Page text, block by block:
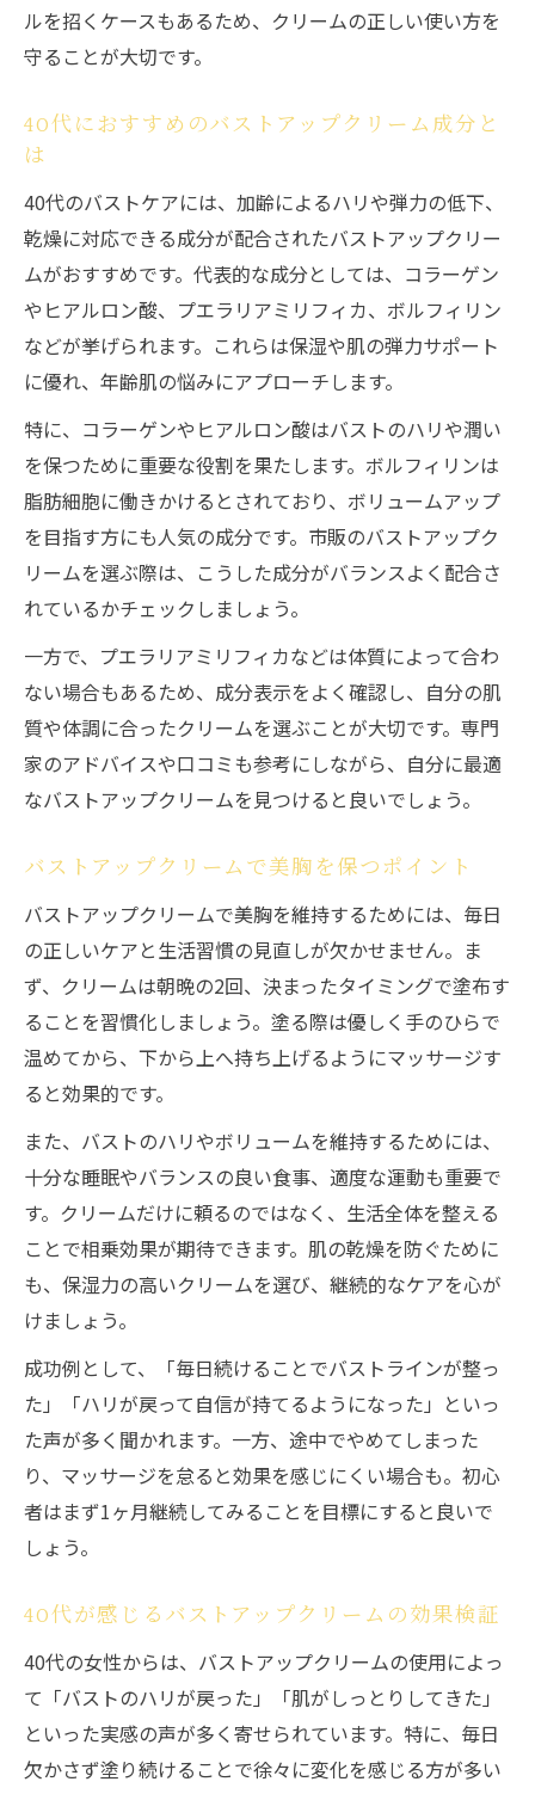
ルを招くケースもあるため、クリームの正しい使い方を
守ることが大切です。
40代におすすめのバストアップクリーム成分と
は
40代のバストケアには、加齢によるハリや弾力の低下、
乾燥に対応できる成分が配合されたバストアップクリー
ムがおすすめです。代表的な成分としては、コラーゲン
やヒアルロン酸、プエラリアミリフィカ、ボルフィリン
などが挙げられます。これらは保湿や肌の弾力サポート
に優れ、年齢肌の悩みにアプローチします。
特に、コラーゲンやヒアルロン酸はバストのハリや潤い
を保つために重要な役割を果たします。ボルフィリンは
脂肪細胞に働きかけるとされており、ボリュームアップ
を目指す方にも人気の成分です。市販のバストアップク
リームを選ぶ際は、こうした成分がバランスよく配合さ
れているかチェックしましょう。
一方で、プエラリアミリフィカなどは体質によって合わ
ない場合もあるため、成分表示をよく確認し、自分の肌
質や体調に合ったクリームを選ぶことが大切です。専門
家のアドバイスや口コミも参考にしながら、自分に最適
なバストアップクリームを見つけると良いでしょう。
バストアップクリームで美胸を保つポイント
バストアップクリームで美胸を維持するためには、毎日
の正しいケアと生活習慣の見直しが欠かせません。ま
ず、クリームは朝晩の2回、決まったタイミングで塗布す
ることを習慣化しましょう。塗る際は優しく手のひらで
温めてから、下から上へ持ち上げるようにマッサージす
ると効果的です。
また、バストのハリやボリュームを維持するためには、
十分な睡眠やバランスの良い食事、適度な運動も重要で
す。クリームだけに頼るのではなく、生活全体を整える
ことで相乗効果が期待できます。肌の乾燥を防ぐために
も、保湿力の高いクリームを選び、継続的なケアを心が
けましょう。
成功例として、「毎日続けることでバストラインが整っ
た」「ハリが戻って自信が持てるようになった」といっ
た声が多く聞かれます。一方、途中でやめてしまった
り、マッサージを怠ると効果を感じにくい場合も。初心
者はまず1ヶ月継続してみることを目標にすると良いで
しょう。
40代が感じるバストアップクリームの効果検証
40代の女性からは、バストアップクリームの使用によっ
て「バストのハリが戻った」「肌がしっとりしてきた」
といった実感の声が多く寄せられています。特に、毎日
欠かさず塗り続けることで徐々に変化を感じる方が多い